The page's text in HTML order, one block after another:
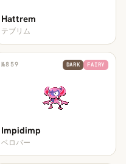
Hattrem
テブリム
№859 DARK FAIRY
Impidimp
ベロバー